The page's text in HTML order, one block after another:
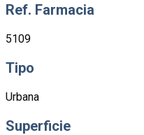
Ref. Farmacia
5109
Tipo
Urbana
Superficie